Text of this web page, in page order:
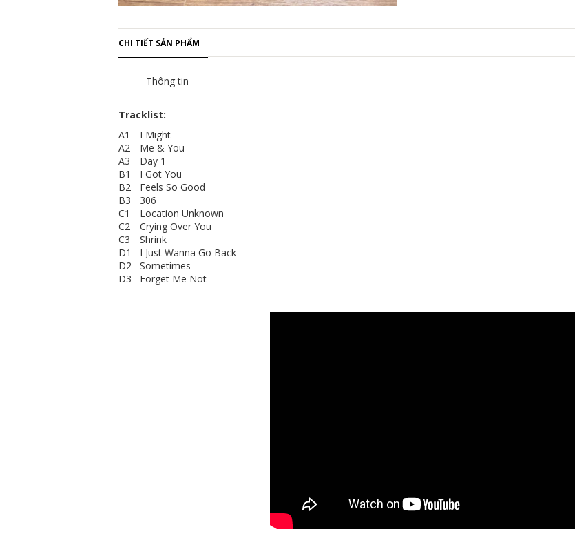
CHI TIẾT SẢN PHẨM
Thông tin
Tracklist:
A1
I Might
A2
Me & You
A3
Day 1
B1
I Got You
B2
Feels So Good
B3
306
C1
Location Unknown
C2
Crying Over You
C3
Shrink
D1
I Just Wanna Go Back
D2
Sometimes
D3
Forget Me Not